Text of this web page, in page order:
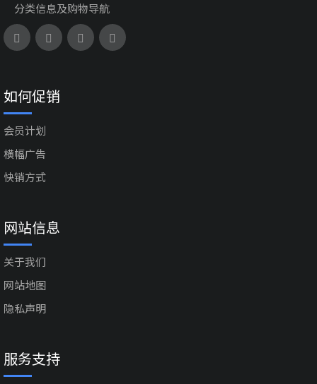
分类信息及购物导航
如何促销
会员计划
横幅广告
快销方式
网站信息
关于我们
网站地图
隐私声明
服务支持